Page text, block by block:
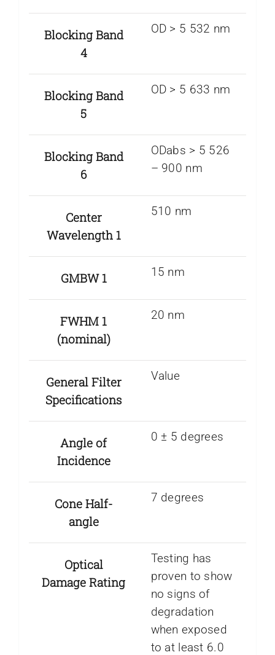
Blocking Band
4
OD > 5 532 nm
Blocking Band
5
OD > 5 633 nm
Blocking Band
6
ODabs > 5 526
– 900 nm
Center
Wavelength 1
510 nm
GMBW 1 15 nm
FWHM 1
(nominal)
20 nm
General Filter
Specifications
Value
Angle of
Incidence
0 ± 5 degrees
Cone Half-
angle
7 degrees
Optical
Damage Rating
Testing has
proven to show
no signs of
degradation
when exposed
to at least 6.0